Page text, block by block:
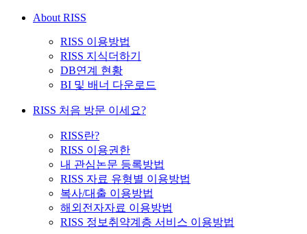
About RISS
RISS 이용방법
RISS 지식더하기
DB연계 현황
BI 및 배너 다운로드
RISS 처음 방문 이세요?
RISS란?
RISS 이용권한
내 관심논문 등록방법
RISS 자료 유형별 이용방법
복사/대출 이용방법
해외전자자료 이용방법
RISS 정보취약계층 서비스 이용방법